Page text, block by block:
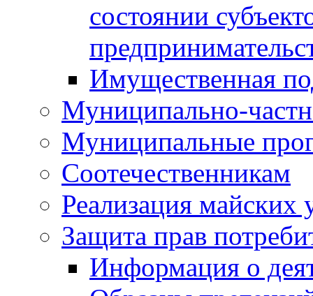
состоянии
Имущественная
Муниципально-
Муниципальные
Соотечественникам
Реализация майских
Защита прав
Информация о